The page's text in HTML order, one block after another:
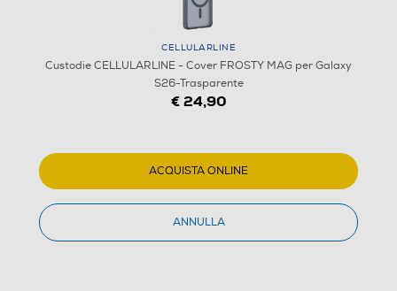
CELLULARLINE
Custodie CELLULARLINE - Cover FROSTY MAG per Galaxy
S26-Trasparente
€ 24,90
ACQUISTA ONLINE
ANNULLA